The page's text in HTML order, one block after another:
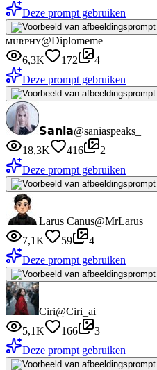
Deze prompt gebruiken
ᴍᴜʀᴘʜʏ@Diplomeme
6,3K
172
4
Deze prompt gebruiken
𝗦𝗮𝗻𝗶𝗮@saniaspeaks_
18,3K
416
2
Deze prompt gebruiken
Larus Canus@MrLarus
7,1K
59
4
Deze prompt gebruiken
Ciri@Ciri_ai
5,1K
166
3
Deze prompt gebruiken